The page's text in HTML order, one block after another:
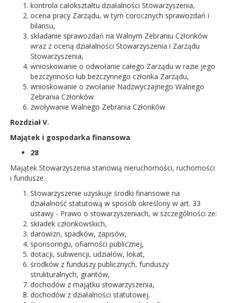
kontrola całokształtu działalności Stowarzyszenia,
ocena pracy Zarządu, w tym corocznych sprawozdań i
bilansu,
składanie sprawozdań na Walnym Zebraniu Członków
wraz z oceną działalności Stowarzyszenia i Zarządu
Stowarzyszenia,
wnioskowanie o odwołanie całego Zarządu w razie jego
bezczynności lub bezczynnego członka Zarządu,
wnioskowanie o zwołanie Nadzwyczajnego Walnego
Zebrania Członków.
zwoływanie Walnego Zebrania Członków
Rozdział V.
Majątek i gospodarka finansowa
28
Majątek Stowarzyszenia stanowią nieruchomości, ruchomości
i fundusze.
Stowarzyszenie uzyskuje środki finansowe na
działalność statutową w sposób określony w art. 33
ustawy - Prawo o stowarzyszeniach, w szczególności ze:
składek członkowskich,
darowizn, spadków, zapisów,
sponsoringu, ofiarności publicznej,
dotacji, subwencji, udziałów, lokat,
środków z funduszy publicznych, funduszy
strukturalnych, grantów,
dochodów z majątku stowarzyszenia,
dochodów z działalności statutowej.